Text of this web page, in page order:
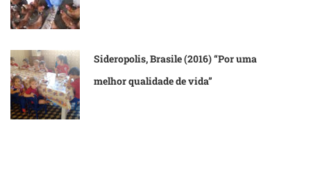
Sideropolis, Brasile (2016) “Por uma
melhor qualidade de vida”